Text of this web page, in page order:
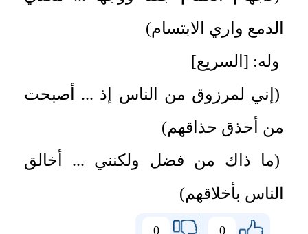
الدمع واري الابتسام)
وله: [السريع]
(إني لمرزوق من الناس إذ ... أصبحت
من أحذق حذاقهم)
(ما ذاك من فضل ولكنني ... أخالق
الناس بأخلاقهم)
0
0